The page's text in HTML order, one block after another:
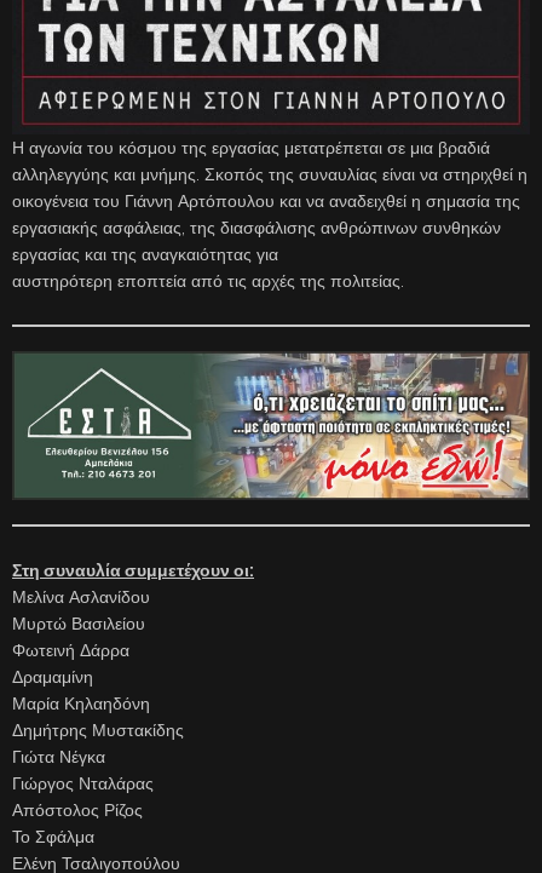
Η αγωνία του κόσμου της εργασίας μετατρέπεται σε μια βραδιά
αλληλεγγύης και μνήμης. Σκοπός της συναυλίας είναι να στηριχθεί η
οικογένεια του Γιάννη Αρτόπουλου και να αναδειχθεί η σημασία της
εργασιακής ασφάλειας, της διασφάλισης ανθρώπινων συνθηκών
εργασίας και της αναγκαιότητας για
αυστηρότερη εποπτεία από τις αρχές της πολιτείας.
Στη συναυλία συμμετέχουν οι:
Μελίνα Ασλανίδου
Μυρτώ Βασιλείου
Φωτεινή Δάρρα
Δραμαμίνη
Μαρία Κηλαηδόνη
Δημήτρης Μυστακίδης
Γιώτα Νέγκα
Γιώργος Νταλάρας
Απόστολος Ρίζος
Το Σφάλμα
Ελένη Τσαλιγοπούλου